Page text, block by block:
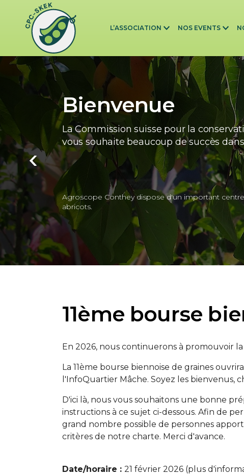
Skip to main content
L’ASSOCIATION NOS EVENTS
Bienvenue
La Commission suisse pour la
vous souhaite beaucoup de succès
Agroscope Conthey dispose d'un important
abricots.
11ème bourse
En 2026, nous continuerons à promouvoir
La 11ème bourse biennoise de graines
l'InfoQuartier Mâche. Soyez les bienvenus,
D'ici là, nous vous souhaitons une bonne
instructions à ce sujet ci-dessous. Afin de
grand nombre possible de personnes
critères de notre charte. Merci d'avance.
Date/horaire : 21 février 2026 (plus